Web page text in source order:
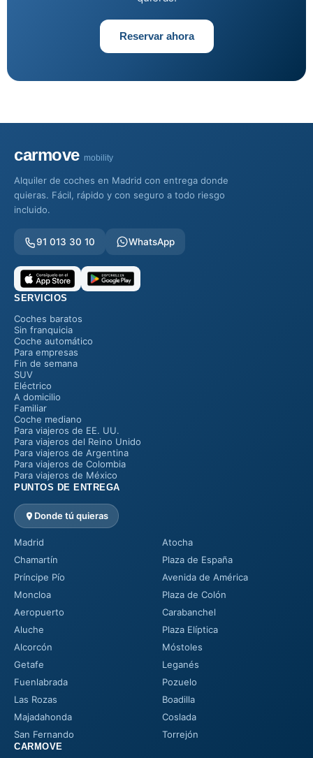
Reservar ahora
carmove mobility
Alquiler de coches en Madrid con entrega donde
quieras. Fácil, rápido y con seguro a todo riesgo
incluido.
91 013 30 10 WhatsApp
SERVICIOS
Coches baratos
Sin franquicia
Coche automático
Para empresas
Fin de semana
SUV
Eléctrico
A domicilio
Familiar
Coche mediano
Para viajeros de EE. UU.
Para viajeros del Reino Unido
Para viajeros de Argentina
Para viajeros de Colombia
Para viajeros de México
PUNTOS DE ENTREGA
Donde tú quieras
Madrid
Atocha
Chamartín
Plaza de España
Príncipe Pío
Avenida de América
Moncloa
Plaza de Colón
Aeropuerto
Carabanchel
Aluche
Plaza Elíptica
Alcorcón
Móstoles
Getafe
Leganés
Fuenlabrada
Pozuelo
Las Rozas
Boadilla
Majadahonda
Coslada
San Fernando
Torrejón
CARMOVE